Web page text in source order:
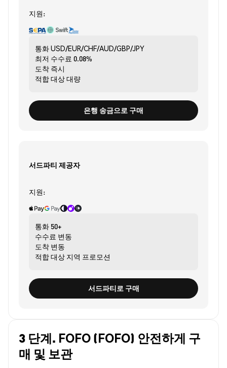
지원:
통화USD/EUR/CHF/AUD/GBP/JPY
최저 수수료 0.08%
도착 즉시
적합 대상대량
은행 송금으로 구매
서드파티 제공자
지원:
통화 50+
수수료 변동
도착 변동
적합 대상 지역 프로모션
서드파티로 구매
3 단계. FOFO (FOFO) 안전하게 구
매 및 보관